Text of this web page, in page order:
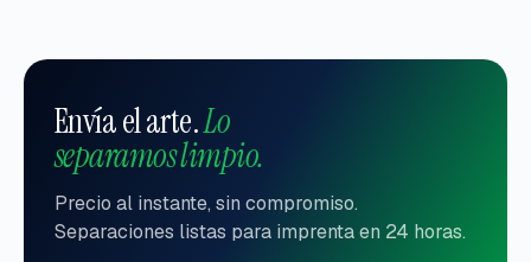
Envía el arte.Lo
separamos limpio.
Precio al instante, sin compromiso.
Separaciones listas para imprenta en 24 horas.